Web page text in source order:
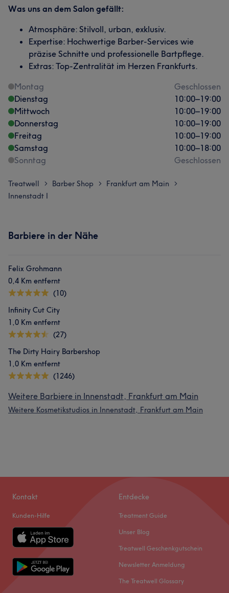
Was uns an dem Salon gefällt:
Atmosphäre: Stilvoll, urban, exklusiv.
Expertise: Hochwertige Barber-Services wie
präzise Schnitte und professionelle Bartpflege.
Extras: Top-Zentralität im Herzen Frankfurts.
Montag
Geschlossen
Dienstag
10:00–19:00
Mittwoch
10:00–19:00
Donnerstag
10:00–19:00
Freitag
10:00–19:00
Samstag
10:00–18:00
Sonntag
Geschlossen
Treatwell > Barber Shop > Frankfurt am Main >
Innenstadt I
Barbiere in der Nähe
Felix Grohmann
0,4 Km entfernt
(10)
Infinity Cut City
1,0 Km entfernt
(27)
The Dirty Hairy Barbershop
1,0 Km entfernt
(1246)
Weitere Barbiere in Innenstadt, Frankfurt am Main
Weitere Kosmetikstudios in Innenstadt, Frankfurt am Main
Kontakt
Kunden-Hilfe
Entdecke
Treatment Guide
Unser Blog
Treatwell Geschenkgutschein
Newsletter Anmeldung
The Treatwell Glossary